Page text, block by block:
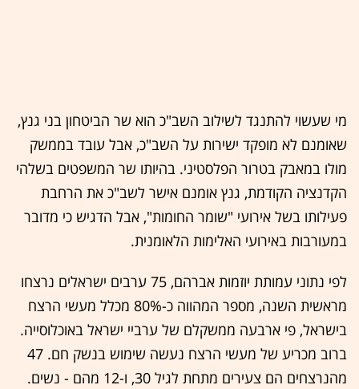
מי שעשוי להתנגד לשילוב השב"כ הוא שר הביטחון בני גנץ,
שאומנם לא מופקד ישירות על השב"כ, אבל עובד בממשק
מולו במאבק בטרור הפלסטיני. בהיותו שר המשפטים בשלהי
הקדנציה הקודמת, גנץ אומנם אישר לשב"כ את הרחבת
פעילותו בשל אירועי "שומר החומות", אבל הדגיש כי מדובר
במעורבות באירועי האלימות הלאומנית.
לפי נתוני עמותת יוזמות אברהם, 75 ערבים ישראלים נרצחו
מראשית השנה, מספר המהווה כ-80% מכלל מעשי הרצח
בישראל, פי ארבעה ממשקלם של ערביי ישראל באוכלוסייה.
ברוב מכריע של מעשי הרצח נעשה שימוש בנשק חם. 47
מהנרצחים הם צעירים מתחת לגיל 30, ו-12 מהם - נשים.